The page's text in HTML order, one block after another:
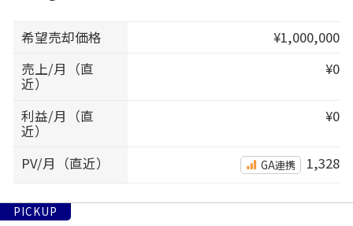
希望売却価格
¥1,000,000
売上/月（直
近）
¥0
利益/月（直
近）
¥0
PV/月（直近） GA連携 1,328
PICKUP